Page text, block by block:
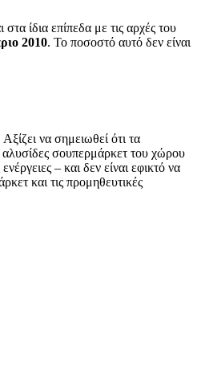
στα ίδια επίπεδα με τις αρχές του
2010. Το ποσοστό αυτό δεν είναι
Αξίζει να σημειωθεί ότι τα
αλυσίδες σουπερμάρκετ του χώρου
– και δεν είναι εφικτό να
και τις προμηθευτικές